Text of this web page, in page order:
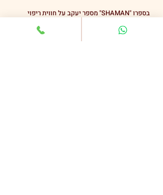
בספרו "SHAMAN" מספר יעקב על חווית ריפוי
באקוודור, שבט שקשר איתו יחסים קרובים עד היום.
אנו, בני האדם שחיים במערב, מנותקים מהגוף, חיים